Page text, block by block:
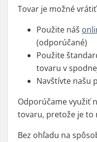
Tovar je možné
Použite náš
(odporúčané)
Použite
tovaru v
Navštívte našu
Odporúčame využiť
tovaru, pretože je to
Bez ohľadu na